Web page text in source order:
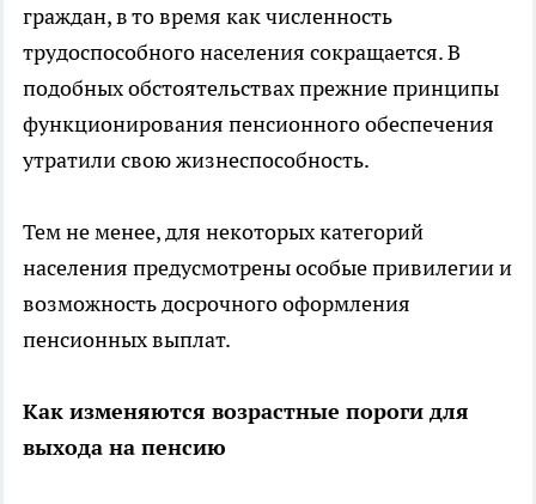
граждан, в то время как численность
трудоспособного населения сокращается. В
подобных обстоятельствах прежние принципы
функционирования пенсионного обеспечения
утратили свою жизнеспособность.
Тем не менее, для некоторых категорий
населения предусмотрены особые привилегии и
возможность досрочного оформления
пенсионных выплат.
Как изменяются возрастные пороги для
выхода на пенсию